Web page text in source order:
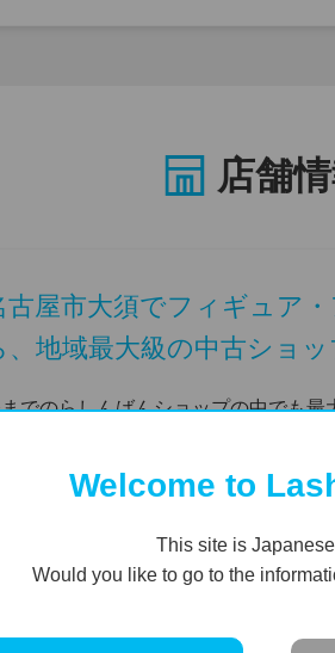
店舗
古屋市大須でフィギュア
、地域最大級の中古ショッ
でのらしんばんショップの中でも最
ギュア、アニメBlu-ray・DVD・CD
屋大須店では、中古買取や販売も行
Welcome to
This site is
Would you like to go to the